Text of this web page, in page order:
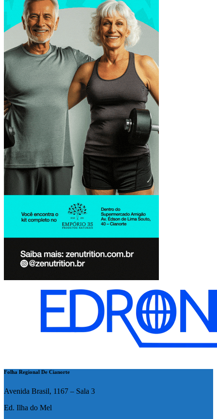
Folha Regional De Cianorte
Avenida Brasil, 1167 – Sala 3
Ed. Ilha do Mel